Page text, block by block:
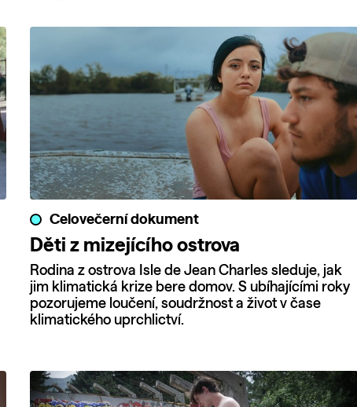
Celovečerní dokument
Děti z mizejícího ostrova
Rodina z ostrova Isle de Jean Charles sleduje, jak
jim klimatická krize bere domov. S ubíhajícími roky
pozorujeme loučení, soudržnost a život v čase
klimatického uprchlictví.